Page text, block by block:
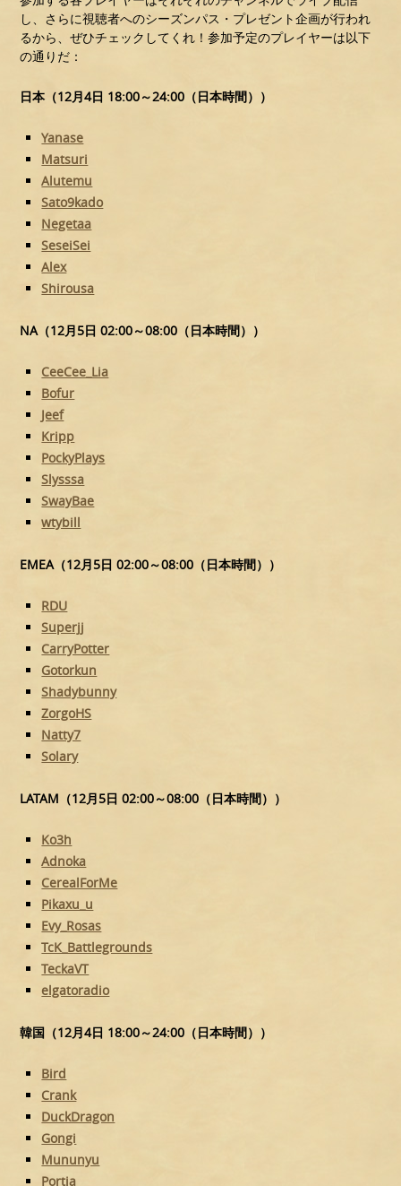
し、さらに視聴者へのシーズンパス・プレゼント企画が行われ
るから、ぜひチェックしてくれ！参加予定のプレイヤーは以下
の通りだ：
日本（12月4日 18:00～24:00（日本時間））
Yanase
Matsuri
Alutemu
Sato9kado
Negetaa
SeseiSei
Alex
Shirousa
NA（12月5日 02:00～08:00（日本時間））
CeeCee_Lia
Bofur
Jeef
Kripp
PockyPlays
Slysssa
SwayBae
wtybill
EMEA（12月5日 02:00～08:00（日本時間））
RDU
Superjj
CarryPotter
Gotorkun
Shadybunny
ZorgoHS
Natty7
Solary
LATAM（12月5日 02:00～08:00（日本時間））
Ko3h
Adnoka
CerealForMe
Pikaxu_u
Evy_Rosas
TcK_Battlegrounds
TeckaVT
elgatoradio
韓国（12月4日 18:00～24:00（日本時間））
Bird
Crank
DuckDragon
Gongi
Mununyu
Portia